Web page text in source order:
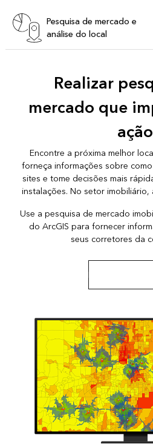
Pesquisa de mercado e
análise do local
Realizar
mercado que
ação
Encontre a próxima melhor
forneça informações sobre
sites e tome decisões mais
instalações. No setor
Use a pesquisa de mercado
do ArcGIS para fornecer
seus corretores da
Leia um estudo